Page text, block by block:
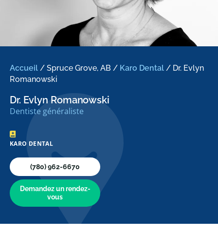
Accueil / Spruce Grove, AB / Karo Dental / Dr. Evlyn
Romanowski
Dr. Evlyn Romanowski
Dentiste généraliste
KARO DENTAL
(780) 962-6670
Demandez un rendez-
vous